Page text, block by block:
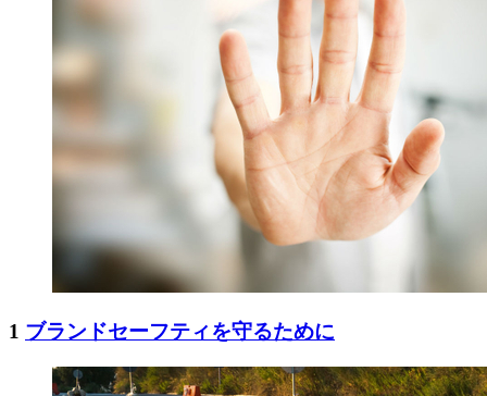
1 ブランドセーフティを守るために